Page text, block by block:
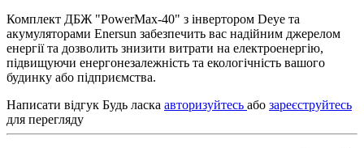
Комплект ДБЖ "PowerMax-40" з інвертором Deye та
акумуляторами Enersun забезпечить вас надійним джерелом
енергії та дозволить знизити витрати на електроенергію,
підвищуючи енергонезалежність та екологічність вашого
будинку або підприємства.
Написати відгук Будь ласка авторизуйтесь або зареєструйтесь
для перегляду